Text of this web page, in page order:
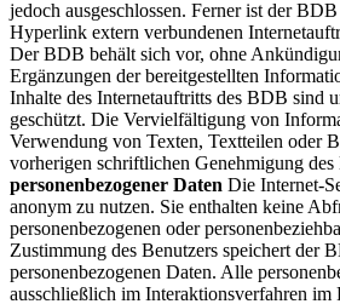
jedoch ausgeschlossen. Ferner ist der
Hyperlink extern verbundenen
Der BDB behält sich vor, ohne
Ergänzungen der bereitgestellten
Inhalte des Internetauftritts des BDB sind
geschützt. Die Vervielfältigung von
Verwendung von Texten, Textteilen oder
vorherigen schriftlichen Genehmigung
personenbezogener Daten Die Internet-
anonym zu nutzen. Sie enthalten keine
personenbezogenen oder
Zustimmung des Benutzers speichert der
personenbezogenen Daten. Alle
ausschließlich im Interaktionsverfahren im